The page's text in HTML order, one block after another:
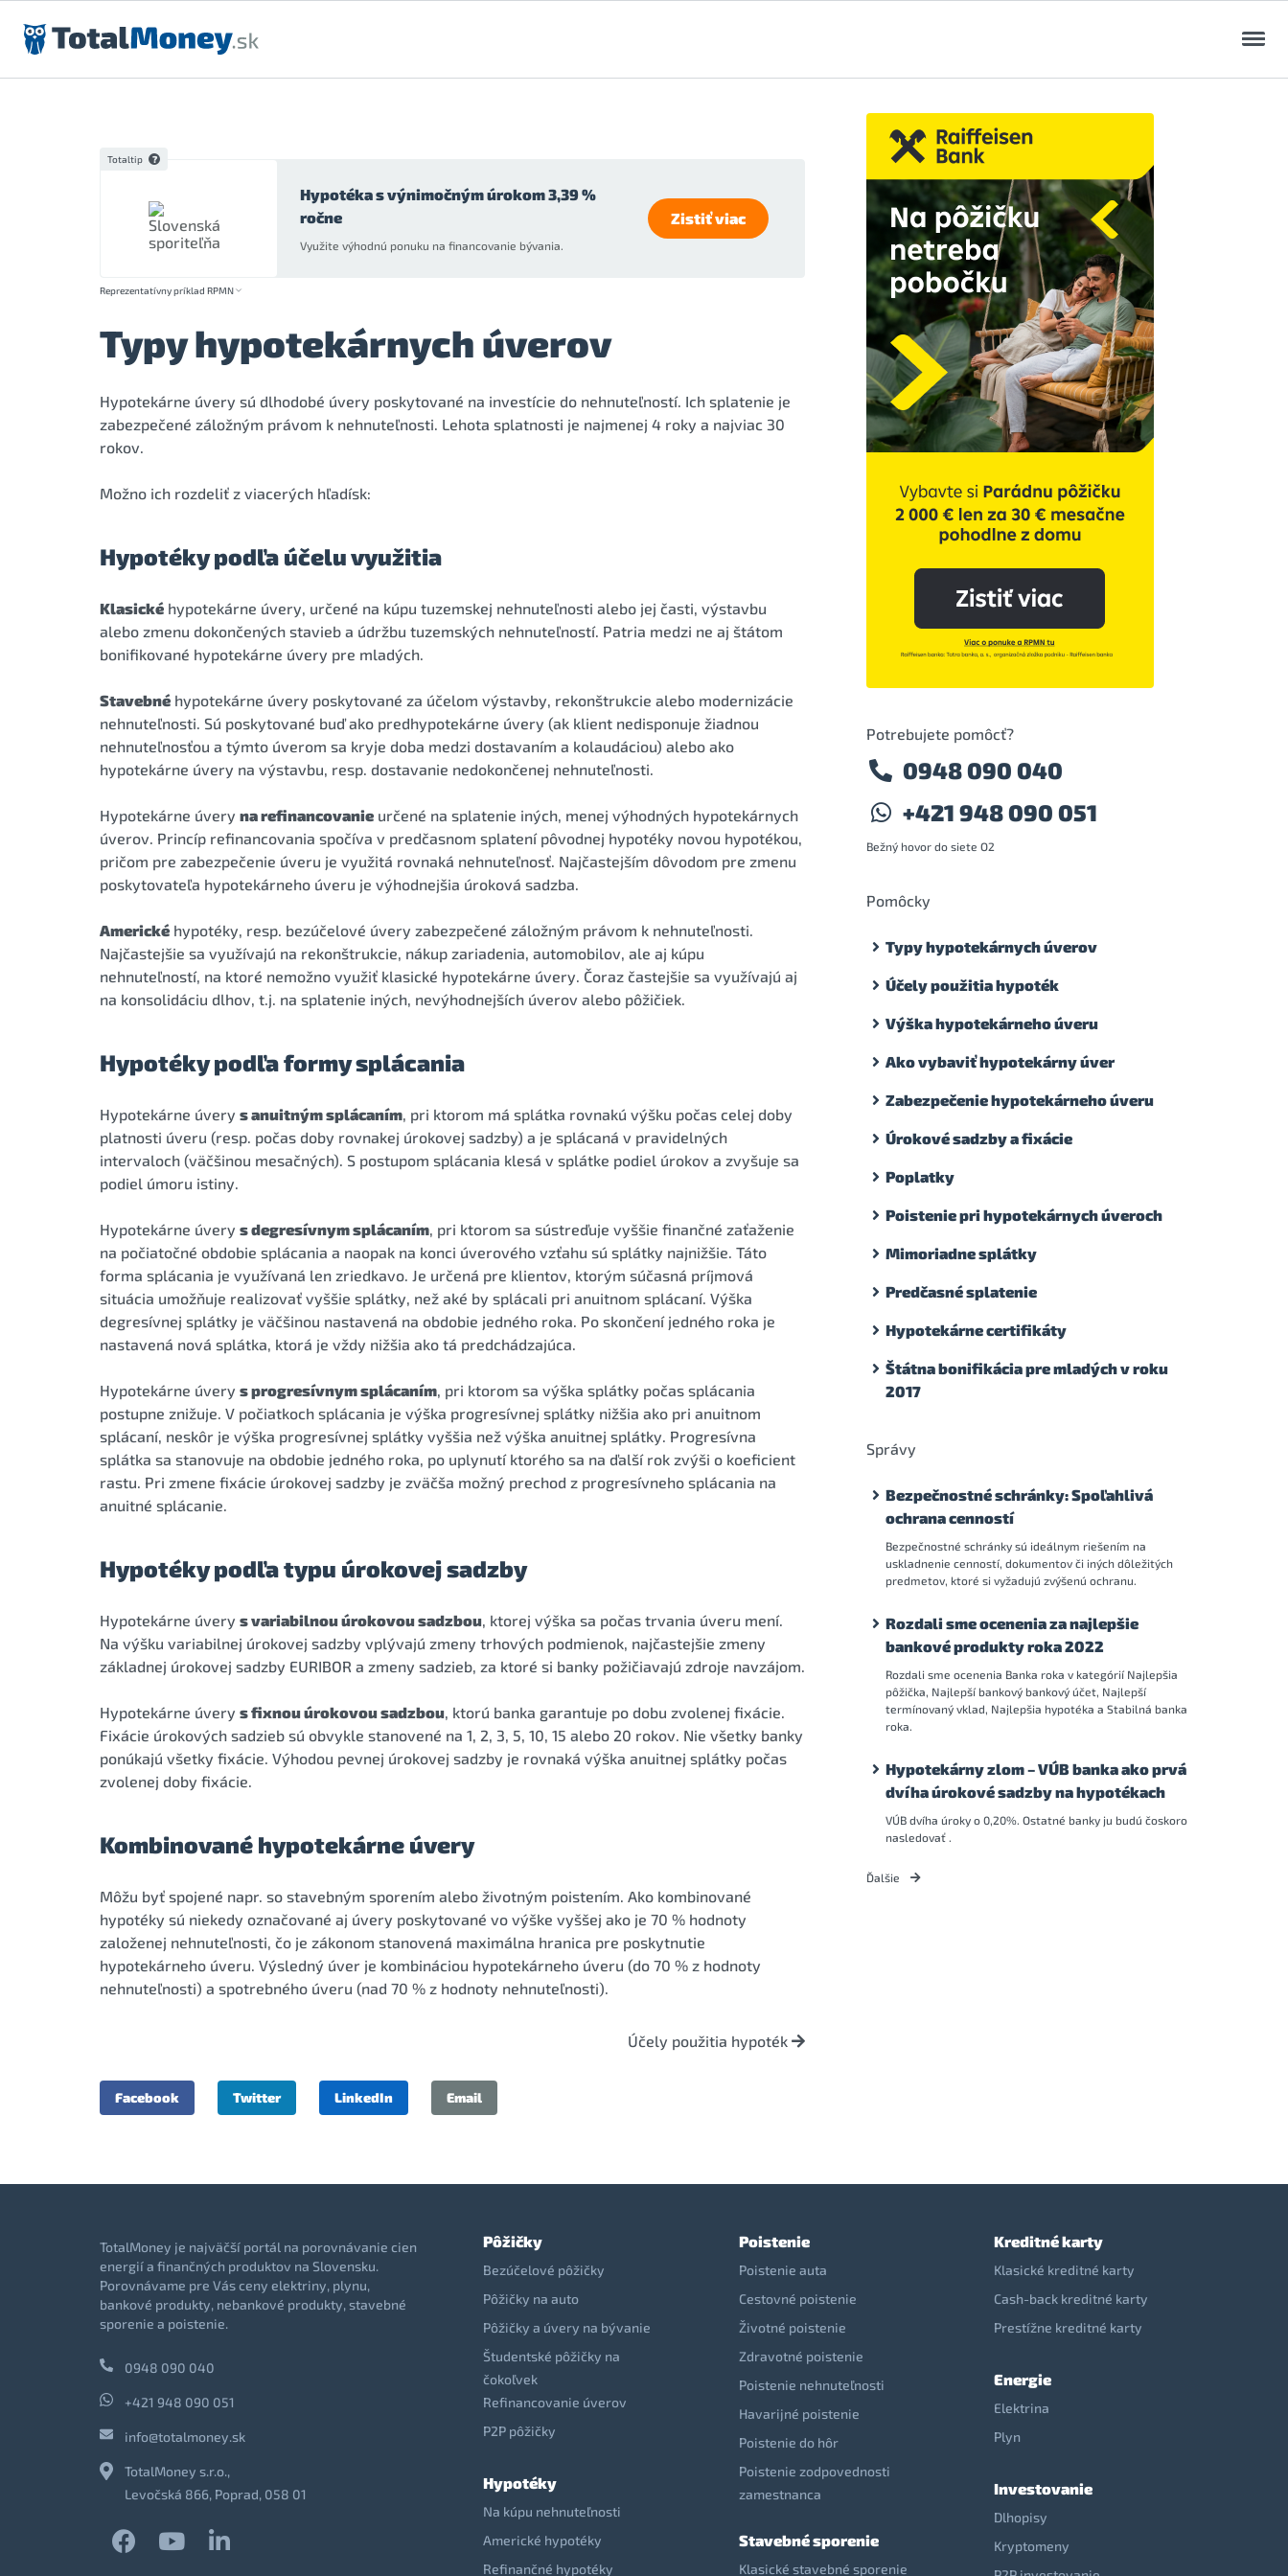
Preskočiť na obsah
Totaltip
Hypotéka s výnimočným úrokom 3,39 %
ročne
Využite výhodnú ponuku na financovanie bývania.
Zistiť viac
Reprezentatívny príklad RPMN
Typy hypotekárnych úverov
Hypotekárne úvery sú dlhodobé úvery poskytované na investície do nehnuteľností. Ich splatenie je
zabezpečené záložným právom k nehnuteľnosti. Lehota splatnosti je najmenej 4 roky a najviac 30
rokov.
Možno ich rozdeliť z viacerých hľadísk:
Hypotéky podľa účelu využitia
Klasické hypotekárne úvery, určené na kúpu tuzemskej nehnuteľnosti alebo jej časti, výstavbu
alebo zmenu dokončených stavieb a údržbu tuzemských nehnuteľností. Patria medzi ne aj štátom
bonifikované hypotekárne úvery pre mladých.
Stavebné hypotekárne úvery poskytované za účelom výstavby, rekonštrukcie alebo modernizácie
nehnuteľnosti. Sú poskytované buď ako predhypotekárne úvery (ak klient nedisponuje žiadnou
nehnuteľnosťou a týmto úverom sa kryje doba medzi dostavaním a kolaudáciou) alebo ako
hypotekárne úvery na výstavbu, resp. dostavanie nedokončenej nehnuteľnosti.
Hypotekárne úvery na refinancovanie určené na splatenie iných, menej výhodných hypotekárnych
úverov. Princíp refinancovania spočíva v predčasnom splatení pôvodnej hypotéky novou hypotékou,
pričom pre zabezpečenie úveru je využitá rovnaká nehnuteľnosť. Najčastejším dôvodom pre zmenu
poskytovateľa hypotekárneho úveru je výhodnejšia úroková sadzba.
Americké hypotéky, resp. bezúčelové úvery zabezpečené záložným právom k nehnuteľnosti.
Najčastejšie sa využívajú na rekonštrukcie, nákup zariadenia, automobilov, ale aj kúpu
nehnuteľností, na ktoré nemožno využiť klasické hypotekárne úvery. Čoraz častejšie sa využívajú aj
na konsolidáciu dlhov, t.j. na splatenie iných, nevýhodnejších úverov alebo pôžičiek.
Hypotéky podľa formy splácania
Hypotekárne úvery s anuitným splácaním, pri ktorom má splátka rovnakú výšku počas celej doby
platnosti úveru (resp. počas doby rovnakej úrokovej sadzby) a je splácaná v pravidelných
intervaloch (väčšinou mesačných). S postupom splácania klesá v splátke podiel úrokov a zvyšuje sa
podiel úmoru istiny.
Hypotekárne úvery s degresívnym splácaním, pri ktorom sa sústreďuje vyššie finančné zaťaženie
na počiatočné obdobie splácania a naopak na konci úverového vzťahu sú splátky najnižšie. Táto
forma splácania je využívaná len zriedkavo. Je určená pre klientov, ktorým súčasná príjmová
situácia umožňuje realizovať vyššie splátky, než aké by splácali pri anuitnom splácaní. Výška
degresívnej splátky je väčšinou nastavená na obdobie jedného roka. Po skončení jedného roka je
nastavená nová splátka, ktorá je vždy nižšia ako tá predchádzajúca.
Hypotekárne úvery s progresívnym splácaním, pri ktorom sa výška splátky počas splácania
postupne znižuje. V počiatkoch splácania je výška progresívnej splátky nižšia ako pri anuitnom
splácaní, neskôr je výška progresívnej splátky vyššia než výška anuitnej splátky. Progresívna
splátka sa stanovuje na obdobie jedného roka, po uplynutí ktorého sa na ďalší rok zvýši o koeficient
rastu. Pri zmene fixácie úrokovej sadzby je zväčša možný prechod z progresívneho splácania na
anuitné splácanie.
Hypotéky podľa typu úrokovej sadzby
Hypotekárne úvery s variabilnou úrokovou sadzbou, ktorej výška sa počas trvania úveru mení.
Na výšku variabilnej úrokovej sadzby vplývajú zmeny trhových podmienok, najčastejšie zmeny
základnej úrokovej sadzby EURIBOR a zmeny sadzieb, za ktoré si banky požičiavajú zdroje navzájom.
Hypotekárne úvery s fixnou úrokovou sadzbou, ktorú banka garantuje po dobu zvolenej fixácie.
Fixácie úrokových sadzieb sú obvykle stanovené na 1, 2, 3, 5, 10, 15 alebo 20 rokov. Nie všetky banky
ponúkajú všetky fixácie. Výhodou pevnej úrokovej sadzby je rovnaká výška anuitnej splátky počas
zvolenej doby fixácie.
Kombinované hypotekárne úvery
Môžu byť spojené napr. so stavebným sporením alebo životným poistením. Ako kombinované
hypotéky sú niekedy označované aj úvery poskytované vo výške vyššej ako je 70 % hodnoty
založenej nehnuteľnosti, čo je zákonom stanovená maximálna hranica pre poskytnutie
hypotekárneho úveru. Výsledný úver je kombináciou hypotekárneho úveru (do 70 % z hodnoty
nehnuteľnosti) a spotrebného úveru (nad 70 % z hodnoty nehnuteľnosti).
Účely použitia hypoték
Facebook Twitter LinkedIn Email
Potrebujete pomôcť?
0948 090 040
+421 948 090 051
Bežný hovor do siete O2
Pomôcky
Typy hypotekárnych úverov
Účely použitia hypoték
Výška hypotekárneho úveru
Ako vybaviť hypotekárny úver
Zabezpečenie hypotekárneho úveru
Úrokové sadzby a fixácie
Poplatky
Poistenie pri hypotekárnych úveroch
Mimoriadne splátky
Predčasné splatenie
Hypotekárne certifikáty
Štátna bonifikácia pre mladých v roku
2017
Správy
Bezpečnostné schránky: Spoľahlivá
ochrana cenností
Bezpečnostné schránky sú ideálnym riešením na
uskladnenie cenností, dokumentov či iných dôležitých
predmetov, ktoré si vyžadujú zvýšenú ochranu.
Rozdali sme ocenenia za najlepšie
bankové produkty roka 2022
Rozdali sme ocenenia Banka roka v kategórií Najlepšia
pôžička, Najlepší bankový bankový účet, Najlepší
termínovaný vklad, Najlepšia hypotéka a Stabilná banka
roka.
Hypotekárny zlom – VÚB banka ako prvá
dvíha úrokové sadzby na hypotékach
VÚB dvíha úroky o 0,20%. Ostatné banky ju budú čoskoro
nasledovať .
Ďalšie
Pôžičky
Bezúčelové pôžičky
Pôžičky na auto
Pôžičky a úvery na bývanie
Študentské pôžičky na
čokoľvek
Refinancovanie úverov
P2P pôžičky
Hypotéky
Na kúpu nehnuteľnosti
Americké hypotéky
Refinančné hypotéky
Poistenie
Poistenie auta
Cestovné poistenie
Životné poistenie
Zdravotné poistenie
Poistenie nehnuteľnosti
Havarijné poistenie
Poistenie do hôr
Poistenie zodpovednosti
zamestnanca
Stavebné sporenie
Klasické stavebné sporenie
Kreditné karty
Klasické kreditné karty
Cash-back kreditné karty
Prestížne kreditné karty
Energie
Elektrina
Plyn
Investovanie
Dlhopisy
Kryptomeny
TotalMoney je najväčší portál na porovnávanie cien
energií a finančných produktov na Slovensku.
Porovnávame pre Vás ceny elektriny, plynu,
bankové produkty, nebankové produkty, stavebné
sporenie a poistenie.
0948 090 040
+421 948 090 051
info@totalmoney.sk
TotalMoney s.r.o.,
Levočská 866, Poprad, 058 01